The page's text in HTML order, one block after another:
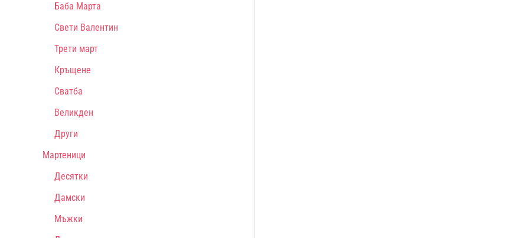
Баба Марта
Свети Валентин
Трети март
Кръщене
Сватба
Великден
Други
Мартеници
Десятки
Дамски
Мъжки